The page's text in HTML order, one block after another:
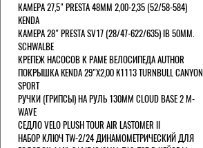
КАМЕРА 27,5" PRESTA 48ММ 2,00-2,35 (52/58-584)
KENDA
КАМЕРА 28" PRESTA SV17 (28/47-622/635) IB 50MM.
SCHWALBE
КРЕПЕЖ НАСОСОВ К РАМЕ ВЕЛОСИПЕДА AUTHOR
ПОКРЫШКА KENDA 29"Х2,00 K1113 TURNBULL CANYON
SPORT
РУЧКИ (ГРИПСЫ) НА РУЛЬ 130ММ CLOUD BASE 2 M-
WAVE
СЕДЛО VELO PLUSH TOUR AIR LASTOMER II
НАБОР КЛЮЧ TW-2/24 ДИНАМОМЕТРИЧЕСКИЙ ДЛЯ